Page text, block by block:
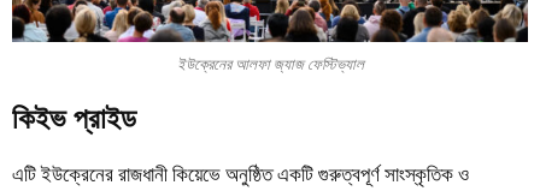
ইউক্রেনের আলফা জ্যাজ ফেস্টিভ্যাল
কিইভ প্রাইড
এটি ইউক্রেনের রাজধানী কিয়েভে অনুষ্ঠিত একটি গুরুত্বপূর্ণসাংস্কৃতিকও